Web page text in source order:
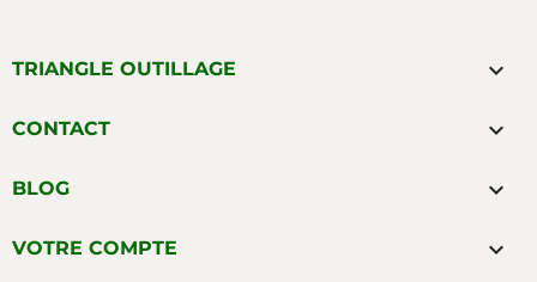
TRIANGLE OUTILLAGE 
CONTACT 
BLOG 
VOTRE COMPTE 